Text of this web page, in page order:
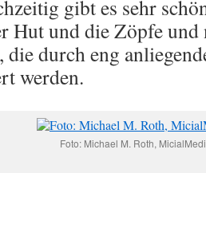
gibt es sehr
Hut und die Zöpfe und
durch eng
werden.
Foto: Michael M. Roth,